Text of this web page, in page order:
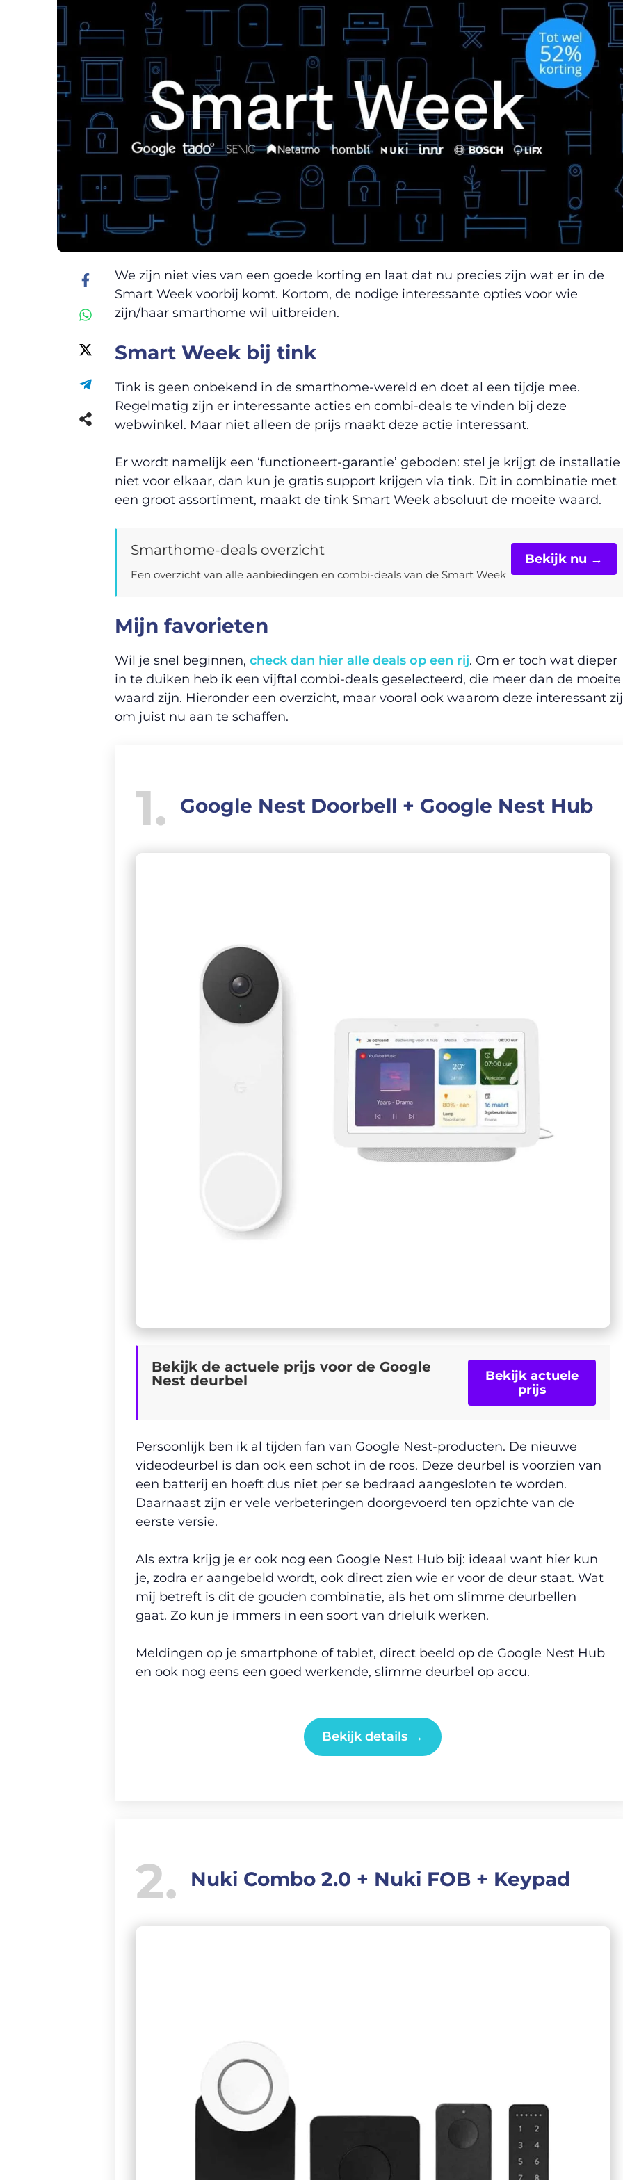
We zijn niet vies van een goede korting en laat dat nu precies zijn wat er in de
Smart Week voorbij komt. Kortom, de nodige interessante opties voor wie
zijn/haar smarthome wil uitbreiden.
Smart Week bij tink
Tink is geen onbekend in de smarthome-wereld en doet al een tijdje mee.
Regelmatig zijn er interessante acties en combi-deals te vinden bij deze
webwinkel. Maar niet alleen de prijs maakt deze actie interessant.
Er wordt namelijk een ‘functioneert-garantie’ geboden: stel je krijgt de installatie
niet voor elkaar, dan kun je gratis support krijgen via tink. Dit in combinatie met
een groot assortiment, maakt de tink Smart Week absoluut de moeite waard.
Smarthome-deals overzicht
Een overzicht van alle aanbiedingen en combi-deals van de Smart Week
Bekijk nu →
Mijn favorieten
Wil je snel beginnen, check dan hier alle deals op een rij. Om er toch wat dieper
in te duiken heb ik een vijftal combi-deals geselecteerd, die meer dan de moeite
waard zijn. Hieronder een overzicht, maar vooral ook waarom deze interessant
om juist nu aan te schaffen.
1 Google Nest Doorbell + Google Nest Hub
Bekijk de actuele prijs voor de Google
Nest deurbel
Bekijk actuele
prijs
Persoonlijk ben ik al tijden fan van Google Nest-producten. De nieuwe
videodeurbel is dan ook een schot in de roos. Deze deurbel is voorzien van
een batterij en hoeft dus niet per se bedraad aangesloten te worden.
Daarnaast zijn er vele verbeteringen doorgevoerd ten opzichte van de
eerste versie.
Als extra krijg je er ook nog een Google Nest Hub bij: ideaal want hier kun
je, zodra er aangebeld wordt, ook direct zien wie er voor de deur staat. Wat
mij betreft is dit de gouden combinatie, als het om slimme deurbellen
gaat. Zo kun je immers in een soort van drieluik werken.
Meldingen op je smartphone of tablet, direct beeld op de Google Nest Hub
en ook nog eens een goed werkende, slimme deurbel op accu.
Bekijk details →
2 Nuki Combo 2.0 + Nuki FOB + Keypad